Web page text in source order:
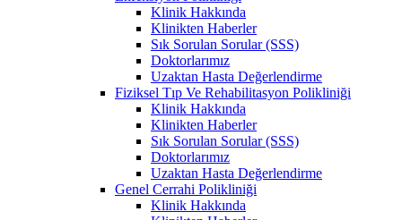
Klinik Hakkında
Klinikten Haberler
Sık Sorulan Sorular (SSS)
Doktorlarımız
Uzaktan Hasta Değerlendirme
Fiziksel Tıp Ve Rehabilitasyon Polikliniği
Klinik Hakkında
Klinikten Haberler
Sık Sorulan Sorular (SSS)
Doktorlarımız
Uzaktan Hasta Değerlendirme
Genel Cerrahi Polikliniği
Klinik Hakkında